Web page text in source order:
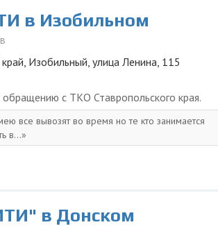
в Изобильном
Изобильный, улица Ленина, 115
с ТКО Ставропольского края.
все вывозят во время но те кто занимается
в...
в Донском